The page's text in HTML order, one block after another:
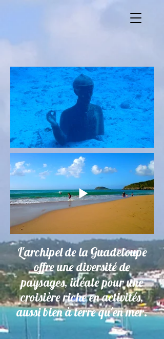
L'archipel de la Guadeloupe
offre une diversité de
paysages, idéale pour une
croisière riche en activités,
aussi bien à terre qu'en mer.